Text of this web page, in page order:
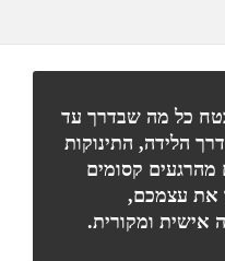
כל מה שבדרך עד
הלידה, התינוקות
מהרגעים קסומים
את עצמכם,
אישית ומקורית.